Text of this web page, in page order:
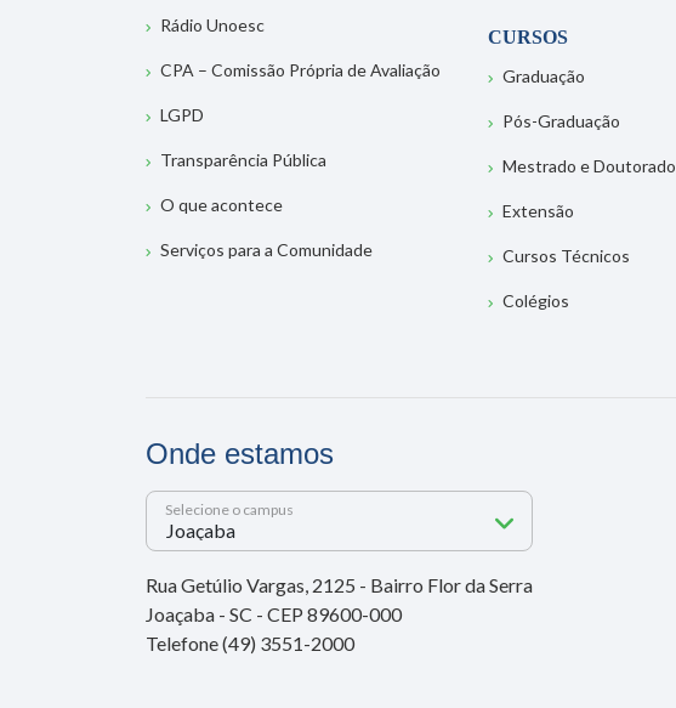
Rádio Unoesc
CPA – Comissão Própria de Avaliação
LGPD
Transparência Pública
O que acontece
Serviços para a Comunidade
CURSOS
Graduação
Pós-Graduação
Mestrado e Doutorado
Extensão
Cursos Técnicos
Colégios
Onde estamos
Selecione o campus
Rua Getúlio Vargas, 2125 - Bairro Flor da Serra
Joaçaba - SC - CEP 89600-000
Telefone (49) 3551-2000